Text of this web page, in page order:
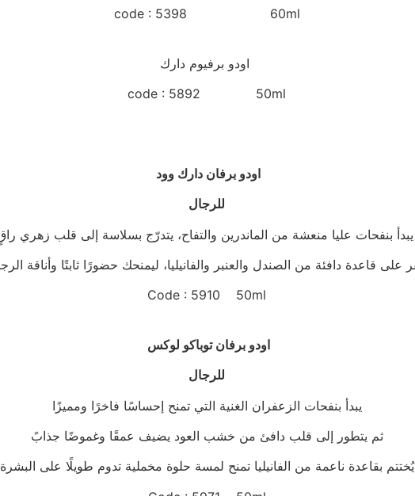
code : 5398 60ml
code : 5892 50ml
اودو برفان دارك وود
للرجال
Code : 5910 50ml
اودو برفان توباكو لوكس
للرجال
يبدأ بنفحات الزعفران الغنية التي تمنح إحساسًا فاخرًا ومميزًا
ثم يتطور إلى قلب دافئ من خشب العود يضيف عمقًا وغموضًا جذابً
يُختتم بقاعدة ناعمة من الفانيليا تمنح لمسة حلوة مخملية تدوم طويلًا على البشرة